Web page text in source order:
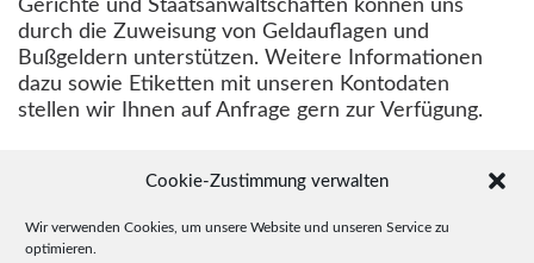
Cookie-Zustimmung verwalten
Wir verwenden Cookies, um unsere Website und unseren Service zu
optimieren.
Gerichte und Staatsanwaltschaften können uns
durch die Zuweisung von Geldauflagen und
Bußgeldern unterstützen. Weitere Informationen
dazu sowie Etiketten mit unseren Kontodaten
stellen wir Ihnen auf Anfrage gern zur Verfügung.